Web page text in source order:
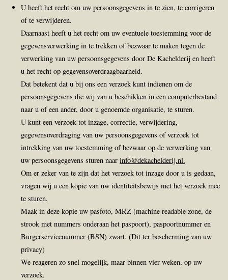
U heeft het recht om uw persoonsgegevens in te zien, te corrigeren
of te verwijderen.
Daarnaast heeft u het recht om uw eventuele toestemming voor de
gegevensverwerking in te trekken of bezwaar te maken tegen de
verwerking van uw persoonsgegevens door De Kachelderij en heeft
u het recht op gegevensoverdraagbaarheid.
Dat betekent dat u bij ons een verzoek kunt indienen om de
persoonsgegevens die wij van u beschikken in een computerbestand
naar u of een ander, door u genoemde organisatie, te sturen.
U kunt een verzoek tot inzage, correctie, verwijdering,
gegevensoverdraging van uw persoonsgegevens of verzoek tot
intrekking van uw toestemming of bezwaar op de verwerking van
uw persoonsgegevens sturen naar info@dekachelderij.nl.
Om er zeker van te zijn dat het verzoek tot inzage door u is gedaan,
vragen wij u een kopie van uw identiteitsbewijs met het verzoek mee
te sturen.
Maak in deze kopie uw pasfoto, MRZ (machine readable zone, de
strook met nummers onderaan het paspoort), paspoortnummer en
Burgerservicenummer (BSN) zwart. (Dit ter bescherming van uw
privacy)
We reageren zo snel mogelijk, maar binnen vier weken, op uw
verzoek.